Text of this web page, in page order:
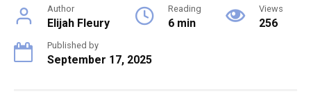
Author
Elijah Fleury
Reading
6 min
Views
256
Published by
September 17, 2025